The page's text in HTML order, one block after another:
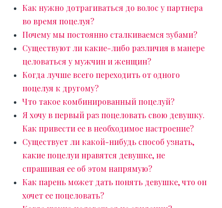
Как нужно дотрагиваться до волос у партнера
во время поцелуя?
Почему мы постоянно сталкиваемся зубами?
Существуют ли какие-либо различия в манере
целоваться у мужчин и женщин?
Когда лучше всего переходить от одного
поцелуя к другому?
Что такое комбинированный поцелуй?
Я хочу в первый раз поцеловать свою девушку.
Как привести ее в необходимое настроение?
Существует ли какой-нибудь способ узнать,
какие поцелуи нравятся девушке, не
спрашивая ее об этом напрямую?
Как парень может дать понять девушке, что он
хочет ее поцеловать?